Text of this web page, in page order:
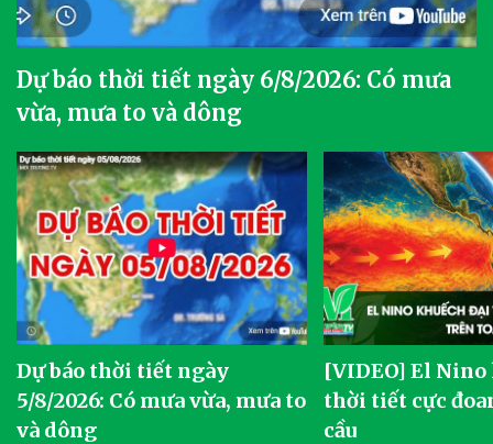
Dự báo thời tiết ngày 6/8/2026: Có mưa
vừa, mưa to và dông
Dự báo thời tiết ngày
5/8/2026: Có mưa vừa, mưa to
và dông
[VIDEO] El
thời tiết cực
cầu